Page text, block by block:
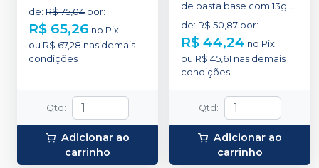
de: R$ 75,04 por:
R$ 65,26 no Pix
ou R$ 67,28 nas demais
condições
Qtd :
Adicionar ao
carrinho
de pasta base com 13g + 1
tubo de pasta
catalisadora com 11g e 1
bloco de mistura.
de: R$ 50,87 por:
R$ 44,24 no Pix
ou R$ 45,61 nas demais
condições
Qtd :
Adicionar ao
carrinho